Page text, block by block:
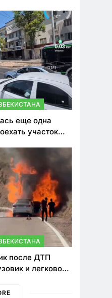
еще одна
участок
после ДТП
и легковой